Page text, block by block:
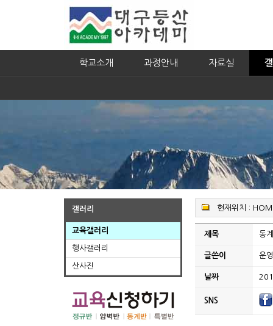
학교소개 과정안내 자료실
갤러리
교육갤러리
행사갤러리
산사진
현재위치 :
제목 동
글쓴이 운
날짜
SNS